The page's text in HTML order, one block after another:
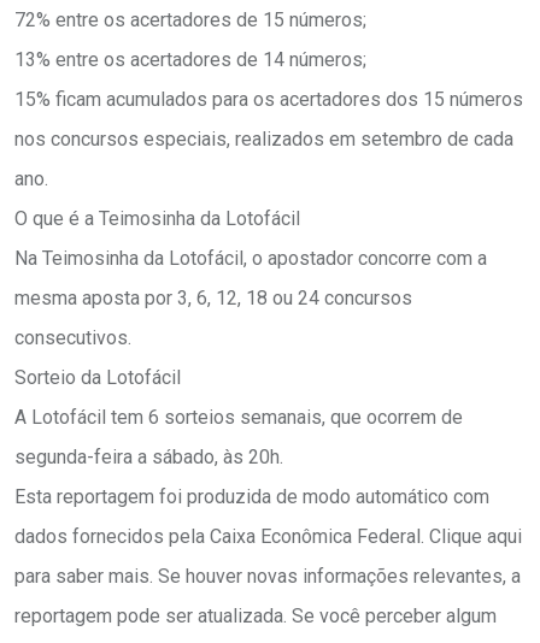
72% entre os acertadores de 15 números;
13% entre os acertadores de 14 números;
15% ficam acumulados para os acertadores dos 15 números
nos concursos especiais, realizados em setembro de cada
ano.
O que é a Teimosinha da Lotofácil
Na Teimosinha da Lotofácil, o apostador concorre com a
mesma aposta por 3, 6, 12, 18 ou 24 concursos
consecutivos.
Sorteio da Lotofácil
A Lotofácil tem 6 sorteios semanais, que ocorrem de
segunda-feira a sábado, às 20h.
Esta reportagem foi produzida de modo automático com
dados fornecidos pela Caixa Econômica Federal. Clique aqui
para saber mais. Se houver novas informações relevantes, a
reportagem pode ser atualizada. Se você perceber algum